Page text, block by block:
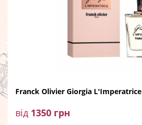
Franck Olivier Giorgia L'Imperatrice
від 1350 грн